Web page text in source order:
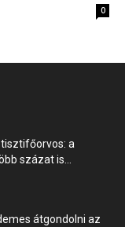
0
tisztifőorvos: a
százat is...
átgondolni az